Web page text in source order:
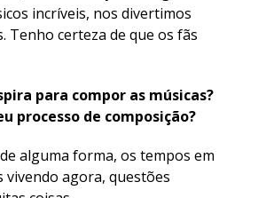
incríveis, nos divertimos
Tenho certeza de que os fãs
para compor as músicas?
processo de composição?
alguma forma, os tempos em
vivendo agora, questões